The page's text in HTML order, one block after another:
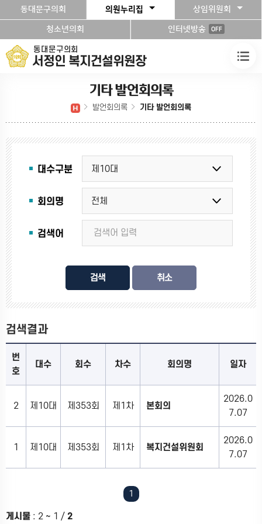
본문바로가기
동대문구의회 의원누리집 상임위원회
청소년의회 인터넷방송 OFF
동대문구의회
서정인 복지건설위원장
기타 발언회의록
발언회의록 기타 발언회의록
대수구분
회의명
검색어
검색
검색결과
번
호
대수 회수 차수 회의명 일자
2 제10대 제353회 제1차 본회의
2026.0
7.07
1 제10대 제353회 제1차 복지건설위원회
2026.0
7.07
1
게시물 : 2 ~ 1 / 2